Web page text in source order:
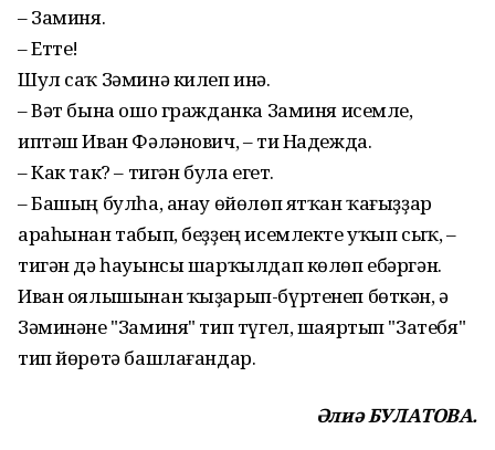
– Заминя.
– Етте!
Шул саҡ Зәминә килеп инә.
– Вәт бына ошо гражданка Заминя исемле,
иптәш Иван Фәләнович, – ти Надежда.
– Как так? – тигән була егет.
– Башың булһа, анау өйөлөп ятҡан ҡағыҙҙар
араһынан табып, беҙҙең исемлекте уҡып сыҡ, –
тигән дә һауынсы шарҡылдап көлөп ебәргән.
Иван оялышынан ҡыҙарып-бүртенеп бөткән, ә
Зәминәне "Заминя" тип түгел, шаяртып "Затебя"
тип йөрөтә баш­лағандар.
Әлиә БУЛАТОВА.